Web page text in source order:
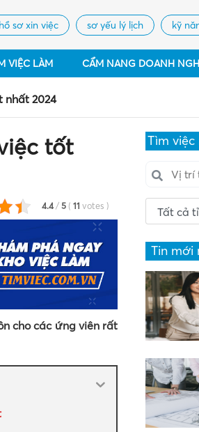
hồ sơ xin việc sơ yếu lý lịch kỹ
VIỆC LÀM CẨM NANG DOANH
nhất 2024
tốt
4.4 / 5 ( 11 votes )
cho các ứng viên rất
Tìm việc
Tin mới